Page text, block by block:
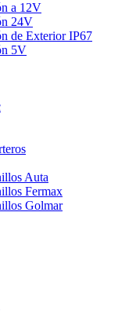
a 12V
24V
de Exterior IP67
5V
Auta
Fermax
Golmar